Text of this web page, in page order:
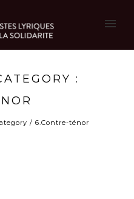
:
/ 6.Contre-ténor